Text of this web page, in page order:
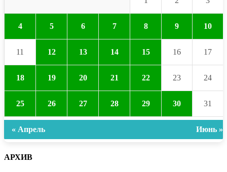
4 5 6 7 8 9 10
11 12 13 14 15 16 17
18 19 20 21 22 23 24
25 26 27 28 29 30 31
« Апрель Июнь »
АРХИВ